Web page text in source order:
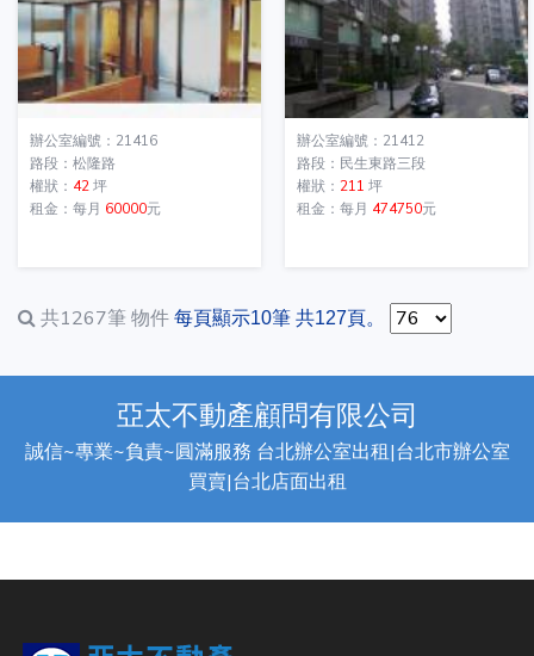
辦公室編號：21416
路段：松隆路
權狀： 42坪
租金：每月 60000元
辦公室編號：21412
路段：民生東路三段
權狀： 211 坪
租金：每月 474750元
共1267筆 物件 每頁顯示10筆 共127頁。
亞太不動產顧問有限公司
誠信~專業~負責~圓滿服務 台北辦公室出租|台北市辦公室
買賣|台北店面出租